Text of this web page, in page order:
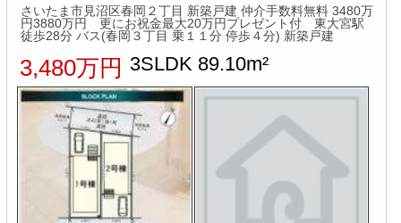
さいたま市見沼区春岡２丁目 新築戸建 仲介手数料無料 3480万
円3880万円 更にお祝金最大20万円プレゼント付 東大宮駅
徒歩28分 バス(春岡３丁目 乗１１分 停歩４分) 新築戸建
3,480万円 3SLDK 89.10m²